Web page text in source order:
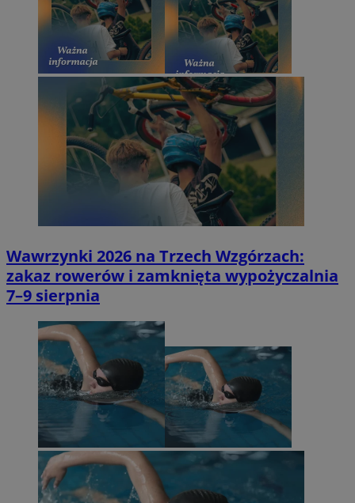
Wawrzynki 2026 na Trzech Wzgórzach:
zakaz rowerów i zamknięta wypożyczalnia
7–9 sierpnia